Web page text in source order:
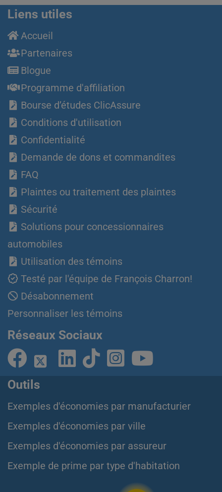
Liens utiles
Accueil
Partenaires
Blogue
Programme d'affiliation
Bourse d’études ClicAssure
Conditions d'utilisation
Confidentialité
Demande de dons et commandites
FAQ
Plaintes ou traitement des plaintes
Sécurité
Solutions pour concessionnaires
automobiles
Utilisation des témoins
Testé par l'équipe de François Charron!
Désabonnement
Personnaliser les témoins
Réseaux Sociaux
Outils
Exemples d'économies par manufacturier
Exemples d'économies par ville
Exemples d'économies par assureur
Exemple de prime par type d'habitation